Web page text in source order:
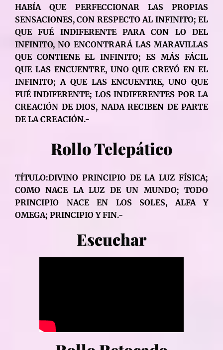
HABÍA QUE PERFECCIONAR LAS PROPIAS
SENSACIONES, CON RESPECTO AL INFINITO; EL
QUE FUÉ INDIFERENTE PARA CON LO DEL
INFINITO, NO ENCONTRARÁ LAS MARAVILLAS
QUE CONTIENE EL INFINITO; ES MÁS FÁCIL
QUE LAS ENCUENTRE, UNO QUE CREYÓ EN EL
INFINITO; A QUE LAS ENCUENTRE, UNO QUE
FUÉ INDIFERENTE; LOS INDIFERENTES POR LA
CREACIÓN DE DIOS, NADA RECIBEN DE PARTE
DE LA CREACIÓN.-
Rollo Telepático
TÍTULO:DIVINO PRINCIPIO DE LA LUZ FÍSICA;
COMO NACE LA LUZ DE UN MUNDO; TODO
PRINCIPIO NACE EN LOS SOLES, ALFA Y
OMEGA; PRINCIPIO Y FIN.-
Escuchar